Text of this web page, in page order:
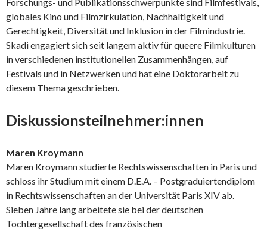
globales Kino und Filmzirkulation, Nachhaltigkeit und
Gerechtigkeit, Diversität und Inklusion in der Filmindustrie.
Skadi engagiert sich seit langem aktiv für queere Filmkulturen
in verschiedenen institutionellen Zusammenhängen, auf
Festivals und in Netzwerken und hat eine Doktorarbeit zu
diesem Thema geschrieben.
Diskussionsteilnehmer:innen
Maren Kroymann
Maren Kroymann studierte Rechtswissenschaften in Paris und
schloss ihr Studium mit einem D.E.A. – Postgraduiertendiplom
in Rechtswissenschaften an der Universität Paris XIV ab.
Sieben Jahre lang arbeitete sie bei der deutschen
Tochtergesellschaft des französischen